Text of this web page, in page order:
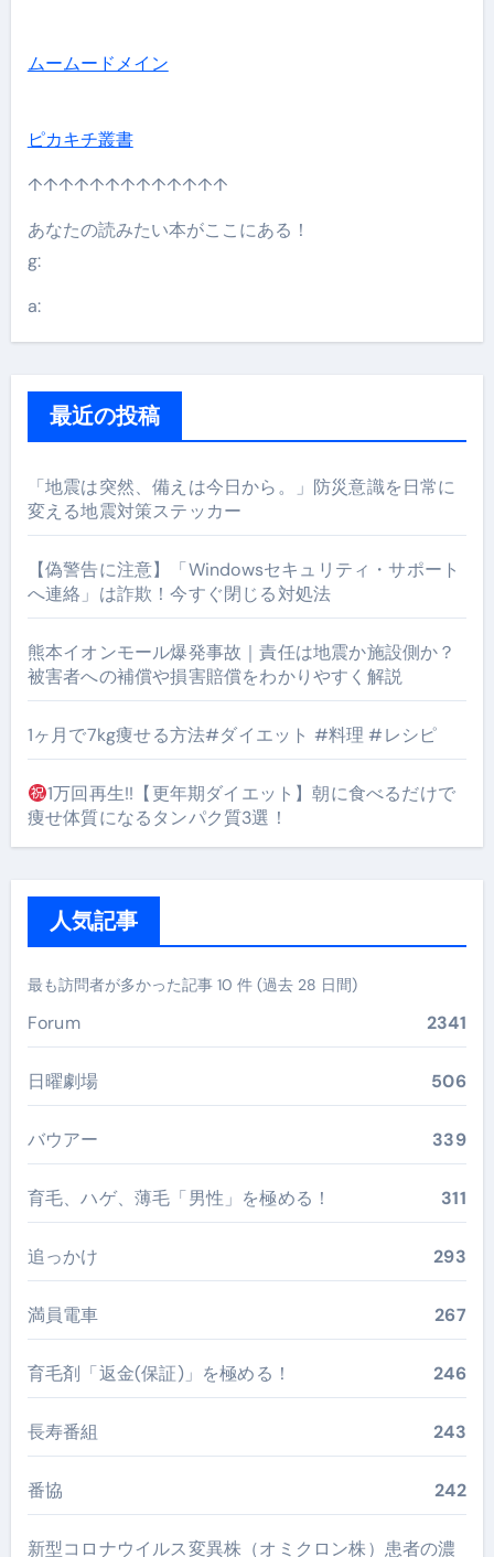
ムームードメイン
ピカキチ叢書
↑↑↑↑↑↑↑↑↑↑↑↑↑
あなたの読みたい本がここにある！
g:
a:
最近の投稿
「地震は突然、備えは今日から。」防災意識を日常に
変える地震対策ステッカー
【偽警告に注意】「Windowsセキュリティ・サポート
へ連絡」は詐欺！今すぐ閉じる対処法
熊本イオンモール爆発事故｜責任は地震か施設側か？
被害者への補償や損害賠償をわかりやすく解説
1ヶ月で7kg痩せる方法#ダイエット #料理 #レシピ
1万回再生!!【更年期ダイエット】朝に食べるだけで
痩せ体質になるタンパク質3選！
人気記事
最も訪問者が多かった記事 10 件 (過去 28 日間)
Forum 2341
日曜劇場 506
バウアー 339
育毛、ハゲ、薄毛「男性」を極める！ 311
追っかけ 293
満員電車 267
育毛剤「返金(保証)」を極める！ 246
長寿番組 243
番協 242
新型コロナウイルス変異株（オミクロン株）患者の濃